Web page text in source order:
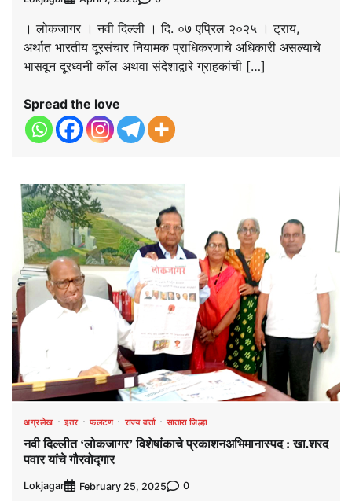
। लोकजागर । नवी दिल्ली । दि. ०७ एप्रिल २०२५ । ट्राय,
अर्थात भारतीय दूरसंचार नियामक प्राधिकरणाचे अधिकारी असल्याचे
भासवून दूरध्वनी कॉल अथवा संदेशाद्वारे ग्राहकांची […]
Spread the love
अग्रलेख इतर फलटण राज्य वार्ता सातारा जिल्हा
नवी दिल्लीत ‘लोकजागर’ विशेषांकाचे प्रकाशनअभिमानास्पद : खा.शरद
पवार यांचे गौरवोद्गार
Lokjagar February 25, 2025 0